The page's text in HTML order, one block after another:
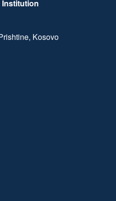
Institution
Kosovo